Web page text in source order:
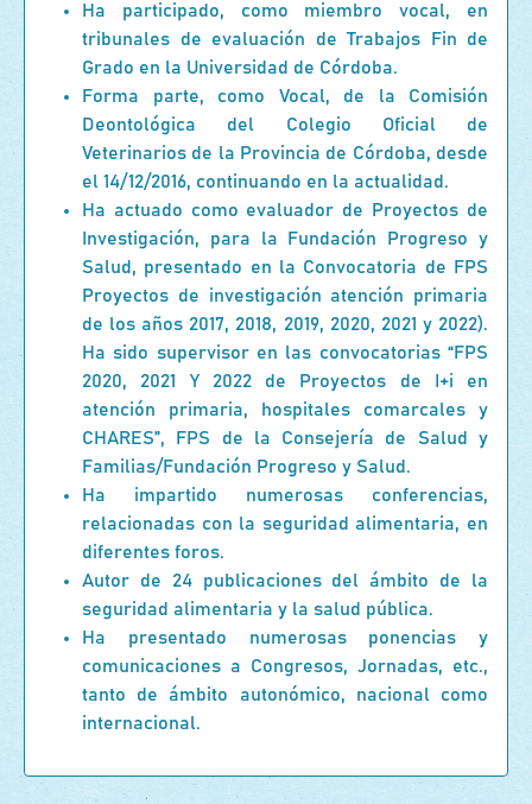
Ha participado, como miembro vocal, en
tribunales de evaluación de Trabajos Fin de
Grado en la Universidad de Córdoba.
Forma parte, como Vocal, de la Comisión
Deontológica del Colegio Oficial de
Veterinarios de la Provincia de Córdoba, desde
el 14/12/2016, continuando en la actualidad.
Ha actuado como evaluador de Proyectos de
Investigación, para la Fundación Progreso y
Salud, presentado en la Convocatoria de FPS
Proyectos de investigación atención primaria
de los años 2017, 2018, 2019, 2020, 2021 y 2022).
Ha sido supervisor en las convocatorias “FPS
2020, 2021 Y 2022 de Proyectos de I+i en
atención primaria, hospitales comarcales y
CHARES”, FPS de la Consejería de Salud y
Familias/Fundación Progreso y Salud.
Ha impartido numerosas conferencias,
relacionadas con la seguridad alimentaria, en
diferentes foros.
Autor de 24 publicaciones del ámbito de la
seguridad alimentaria y la salud pública.
Ha presentado numerosas ponencias y
comunicaciones a Congresos, Jornadas, etc.,
tanto de ámbito autonómico, nacional como
internacional.